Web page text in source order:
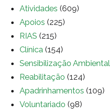
Atividades (609)
Apoios (225)
RIAS (215)
Clínica (154)
Sensibilização Ambiental
Reabilitação (124)
Apadrinhamentos (109)
Voluntariado (98)